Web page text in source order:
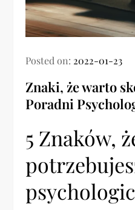
Posted on: 2022-01-23
Znaki, że warto
Poradni
5 Znaków,